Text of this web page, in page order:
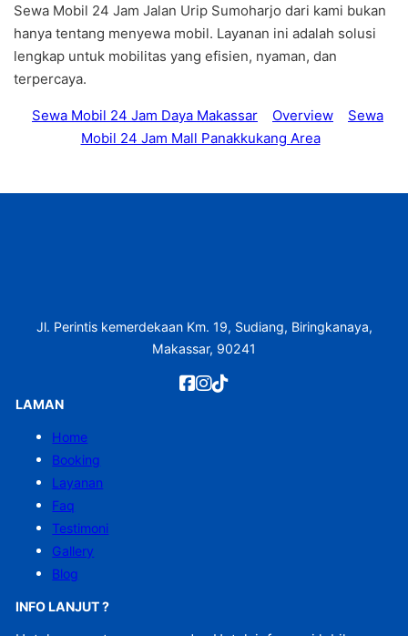
Sewa Mobil 24 Jam Jalan Urip Sumoharjo dari kami bukan
hanya tentang menyewa mobil. Layanan ini adalah solusi
lengkap untuk mobilitas yang efisien, nyaman, dan
terpercaya.
Sewa Mobil 24 Jam Daya Makassar Overview
Sewa
Mobil 24 Jam Mall Panakkukang Area
Jl. Perintis kemerdekaan Km. 19, Sudiang, Biringkanaya,
Makassar, 90241
LAMAN
Home
Booking
Layanan
Faq
Testimoni
Gallery
Blog
INFO LANJUT ?